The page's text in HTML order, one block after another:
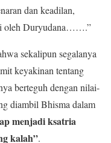
dan keadilan,
oleh Duryudana…….”
sekalipun segalanya
keyakinan tentang
berteguh dengan nilai-
diambil Bhisma dalam
menjadi ksatria
kalah”.